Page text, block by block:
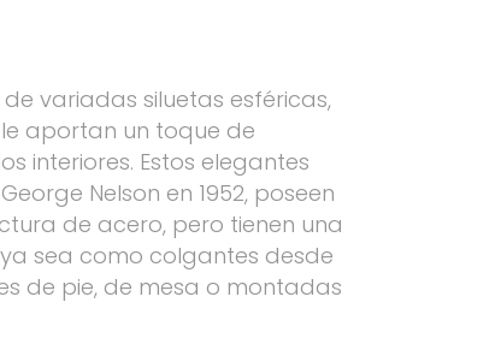
variadas siluetas esféricas,
aportan un toque de
interiores. Estos elegantes
Nelson en 1952, poseen
de acero, pero tienen una
sea como colgantes desde
de pie, de mesa o montadas